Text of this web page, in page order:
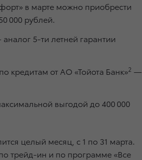
в марте можно приобрести
000 рублей.
5-ти летней гарантии
кредитам от АО «Тойота Банк»2 —
выгодой до 400 000
целый месяц, с 1 по 31 марта.
трейд-ин и по программе «Все